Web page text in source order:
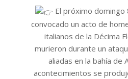
06
El próximo
convocado un acto de
italianos de la Décima
murieron durante un
aliadas en la bahía de
acontecimientos se